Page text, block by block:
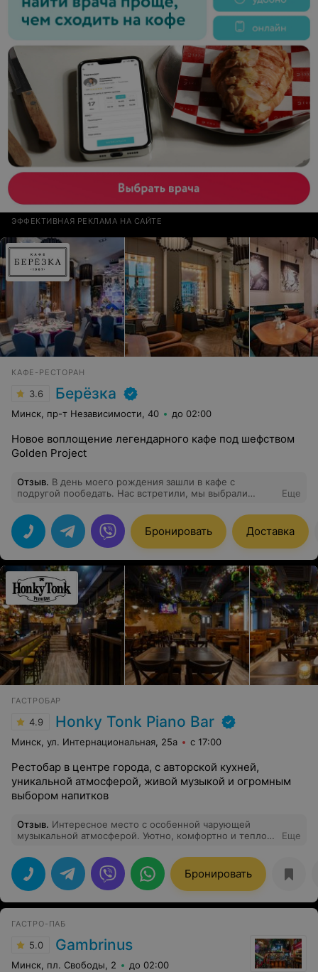
заявлено в меню ( за что ему огромная
благодарность!). Отдельно хотелось бы похвалить
официантов, которые работали оперативно и были
очень вежливы. Спасибо ресторану Авиньон за
праздник! Придем еще и не раз.
ЭФФЕКТИВНАЯ РЕКЛАМА НА САЙТЕ
КАФЕ-РЕСТОРАН
3.6 Берёзка
Минск, пр-т Независимости, 40 до 02:00
Новое воплощение легендарного кафе под шефством
Golden Project
Отзыв. В день моего рождения зашли в кафе с
подругой пообедать. Нас встретили, мы выбрали
пришлось ждать меню. Очень приятная девушка-
официант Елизавета помогла с выбором блюд. Они
действительно оказались достойными. Да, был
сюрприз от заведения. Приятно провели время.
Спасибо всем, отдельное спасибо Елизавете.
Еще
Бронировать Доставка
ГАСТРОБАР
4.9 Honky Tonk Piano Bar
Минск, ул. Интернациональная, 25а с 17:00
Рестобар в центре города, с авторской кухней,
уникальной атмосферой, живой музыкой и огромным
выбором напитков
Отзыв. Интересное место с особенной чарующей
музыкальной атмосферой. Уютно, комфортно и тепло.
ценность этого заведения - персонал. Вас окружат
вниманием, заботой, улыбками и хорошими манерами.
Эстетика во всем: от заженной свечи на столе,
потрясающих блюд, до белого пушистого пледа, в
который вас укутают, когда вы решите выйти на улицу.
прекрасные голоса исполнителей и при этом не
думать о мелочах, то вам однозначно сюда!
Еще
Бронировать
ГАСТРО-ПАБ
5.0 Gambrinus
Минск, пл. Свободы, 2 до 02:00